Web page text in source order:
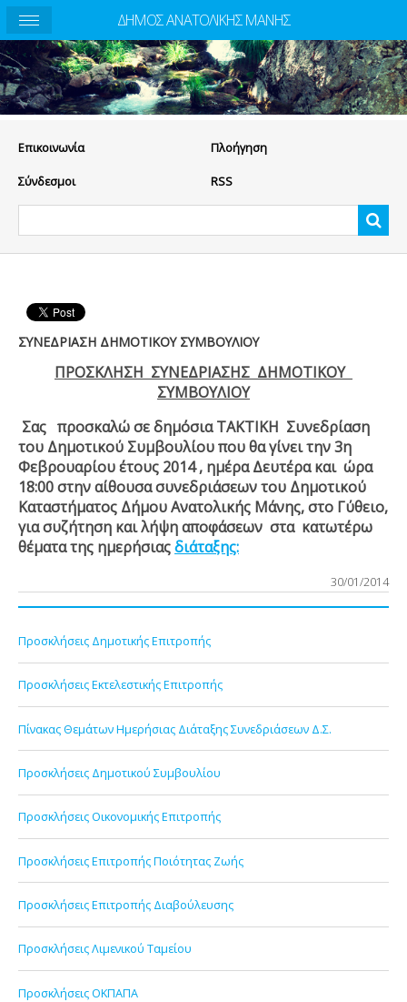
Eπικοινωνία Πλοήγηση
Σύνδεσμοι RSS
ΣΥΝΕΔΡΙΑΣΗ ΔΗΜΟΤΙΚΟΥ ΣΥΜΒΟΥΛΙΟΥ
ΠΡΟΣΚΛΗΣΗ ΣΥΝΕΔΡΙΑΣΗΣ ΔΗΜΟΤΙΚΟΥ
ΣΥΜΒΟΥΛΙΟΥ
Σας προσκαλώ σε δημόσια ΤΑΚΤΙΚΗ Συνεδρίαση
του Δημοτικού Συμβουλίου που θα γίνει την 3η
Φεβρουαρίου έτους 2014 , ημέρα Δευτέρα και ώρα
18:00 στην αίθουσα συνεδριάσεων του Δημοτικού
Καταστήματος Δήμου Ανατολικής Μάνης, στο Γύθειο,
για συζήτηση και λήψη αποφάσεων στα κατωτέρω
θέματα της ημερήσιαςδιάταξης:
30/01/2014
Προσκλήσεις Δημοτικής Επιτροπής
Προσκλήσεις Εκτελεστικής Επιτροπής
Πίνακας Θεμάτων Ημερήσιας Διάταξης Συνεδριάσεων Δ.Σ.
Προσκλήσεις Δημοτικού Συμβουλίου
Προσκλήσεις Οικονομικής Επιτροπής
Προσκλήσεις Επιτροπής Ποιότητας Ζωής
Προσκλήσεις Επιτροπής Διαβούλευσης
Προσκλήσεις Λιμενικού Ταμείου
Προσκλήσεις ΟΚΠΑΠΑ
ΔΗΜΟΣ ΑΝΑΤΟΛΙΚΗΣ ΜΑΝΗΣ